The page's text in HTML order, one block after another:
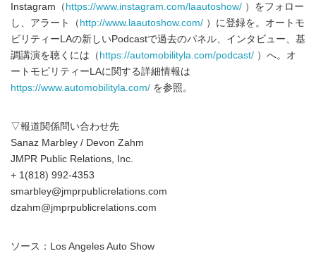
Instagram（ https://www.instagram.com/laautoshow/ ）をフォロー
し、アラート（ http://www.laautoshow.com/ ）に登録を。オートモ
ビリティーLAの新しいPodcastで過去のパネル、インタビュー、基
調講演を聴くには（ https://automobilityla.com/podcast/ ）へ。オ
ートモビリティーLAに関する詳細情報は
https://www.automobilityla.com/ を参照。
▽報道関係問い合わせ先
Sanaz Marbley / Devon Zahm
JMPR Public Relations, Inc.
+ 1(818) 992-4353
smarbley@jmprpublicrelations.com
dzahm@jmprpublicrelations.com
ソース：Los Angeles Auto Show